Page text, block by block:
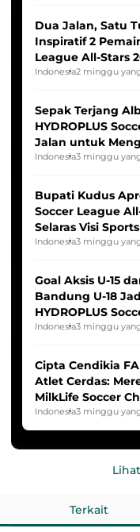
Dua Jalan, Satu
Inspiratif 2
League All-Stars
Seleksi Timnas
Indonesia2 minggu
Sepak Terjang
HYDROPLUS
Jalan untuk
Indonesia Putri
Indonesia3 minggu
Bupati Kudus
Soccer League
Selaras Visi
Indonesia3 minggu
Goal Aksis U-15
Bandung U-18
HYDROPLUS
2025/2026
Indonesia3 minggu
Cipta Cendikia
Atlet Cerdas:
MilkLife Soccer
HYDROPLUS
Indonesia3 minggu
Terkait